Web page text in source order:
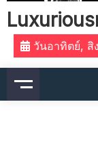
วันอาทิตย์, สิ